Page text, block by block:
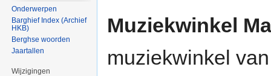
Muziekwinkel
muziekwinkel
Onderwerpen
Barghief Index (Archief
HKB)
Berghse woorden
Jaartallen
Wijzigingen